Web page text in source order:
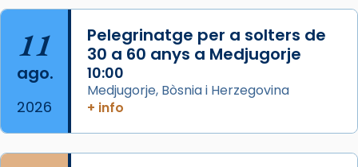
Acompanyant la història de sant Cugat, a
partir de l’Edat Mitjana sorgeix la tradició
que les santes Juliana (“relatiu a Júlia”) i
Semproniana (“relatiu a Semprònia =
eterna”) són deixebles seves. I l’any 1667, el
frare Joan Gaspar Roig, afirma en una obra
que les santes són filles de l’antiga Iluro.
Mataró en reivindicarà les relíq
11
ago.
2026
Pelegrinatge per a solters de
30 a 60 anys a Medjugorje
10:00
Medjugorje, Bòsnia i Herzegovina
+ info